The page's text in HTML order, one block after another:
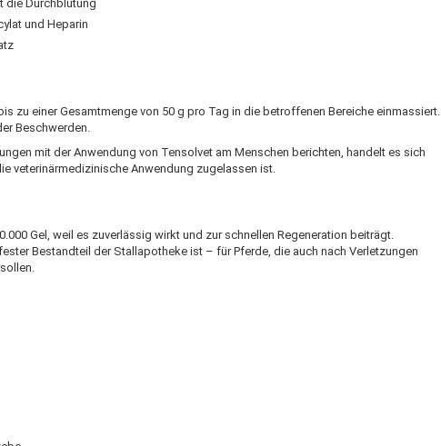
die Durchblutung
und Heparin
zu einer Gesamtmenge von 50 g pro Tag in die betroffenen Bereiche einmassiert.
Beschwerden.
mit der Anwendung von Tensolvet am Menschen berichten, handelt es sich
veterinärmedizinische Anwendung zugelassen ist.
Gel, weil es zuverlässig wirkt und zur schnellen Regeneration beiträgt.
Bestandteil der Stallapotheke ist – für Pferde, die auch nach Verletzungen